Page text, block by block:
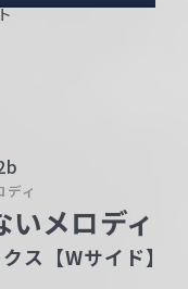
ィ
いメロディ
ス【Wサイド】